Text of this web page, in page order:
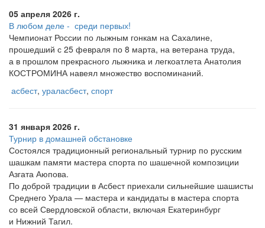
05 апреля 2026 г.
В любом деле - ­ среди первых!
Чемпионат России по лыжным гонкам на Сахалине,
прошедший с 25 февраля по 8 марта, на ветерана труда,
а в прошлом прекрасного лыжника и легкоатлета Анатолия
КОСТРОМИНА навеял множество воспоминаний.
асбест, ураласбест, спорт
31 января 2026 г.
Турнир в домашней обстановке
Состоялся традиционный региональный турнир по русским
шашкам памяти мастера спорта по шашечной композиции
Азгата Аюпова.
По доброй традиции в Асбест приехали сильнейшие шашисты
Среднего Урала — мастера и кандидаты в мастера спорта
со всей Свердловской области, включая Екатеринбург
и Нижний Тагил.